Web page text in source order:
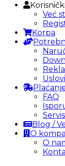
Već
Korpa
FAQ
Servis
Blog /
O
O